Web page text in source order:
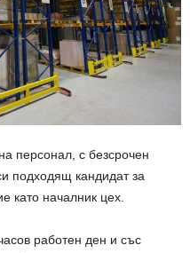
персонал, с безсрочен
подходящ кандидат за
като началник цех.
работен ден и със